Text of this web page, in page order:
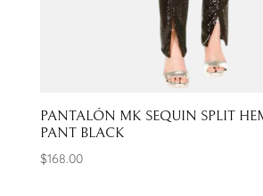
PANTALÓN MK SEQUIN SPLIT
PANT BLACK
$168.00